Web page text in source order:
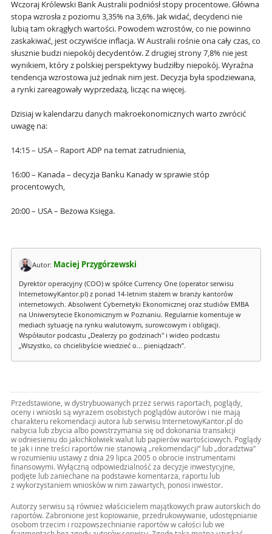
Wczoraj Królewski Bank Australii podniósł stopy procentowe. Główna
stopa wzrosła z poziomu 3,35% na 3,6%. Jak widać, decydenci nie
lubią tam okrągłych wartości. Powodem wzrostów, co nie powinno
zaskakiwać, jest oczywiście inflacja. W Australii rośnie ona cały czas, co
słusznie budzi niepokój decydentów. Z drugiej strony 7,8% nie jest
wynikiem, który z polskiej perspektywy budziłby niepokój. Wyraźna
tendencja wzrostowa już jednak nim jest. Decyzja była spodziewana,
a rynki zareagowały wyprzedażą, licząc na więcej.
Dzisiaj w kalendarzu danych makroekonomicznych warto zwrócić
uwagę na:
14:15 – USA – Raport ADP na temat zatrudnienia,
16:00 – Kanada – decyzja Banku Kanady w sprawie stóp
procentowych,
20:00 – USA – Beżowa Księga.
Autor: Maciej Przygórzewski
Dyrektor operacyjny (COO) w spółce Currency One (operator serwisu
InternetowyKantor.pl) z ponad 14-letnim stażem w branży kantorów
internetowych. Absolwent Cybernetyki Ekonomicznej oraz studiów EMBA
na Uniwersytecie Ekonomicznym w Poznaniu. Regularnie komentuje w
mediach sytuację na rynku walutowym, surowcowym i obligacji.
Współautor podcastu „Dealerzy po godzinach" i wideo podcastu
„Wszystko, co chcielibyście wiedzieć o... pieniądzach”.
Przedstawione, w dystrybuowanych przez serwis raportach, poglądy,
oceny i wnioski są wyrazem osobistych poglądów autorów i nie mają
charakteru rekomendacji autora lub serwisu InternetowyKantor.pl do
nabycia lub zbycia albo powstrzymania się od dokonania transakcji
w odniesieniu do jakichkolwiek walut lub papierów wartościowych. Poglądy
te jak i inne treści raportów nie stanowią „rekomendacji” lub „doradztwa”
w rozumieniu ustawy z dnia 29 lipca 2005 o obrocie instrumentami
finansowymi. Wyłączną odpowiedzialność za decyzje inwestycyjne,
podjęte lub zaniechane na podstawie komentarza, raportu lub
z wykorzystaniem wniosków w nim zawartych, ponosi inwestor.
Autorzy serwisu są również właścicielem majątkowych praw autorskich do
raportów. Zabronione jest kopiowanie, przedrukowywanie, udostępnianie
osobom trzecim i rozpowszechnianie raportów w całości lub we